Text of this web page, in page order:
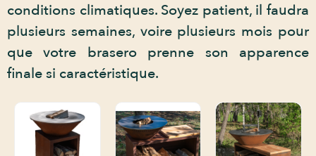
conditions climatiques. Soyez patient, il faudra
plusieurs semaines, voire plusieurs mois pour
que votre brasero prenne son apparence
finale si caractéristique.